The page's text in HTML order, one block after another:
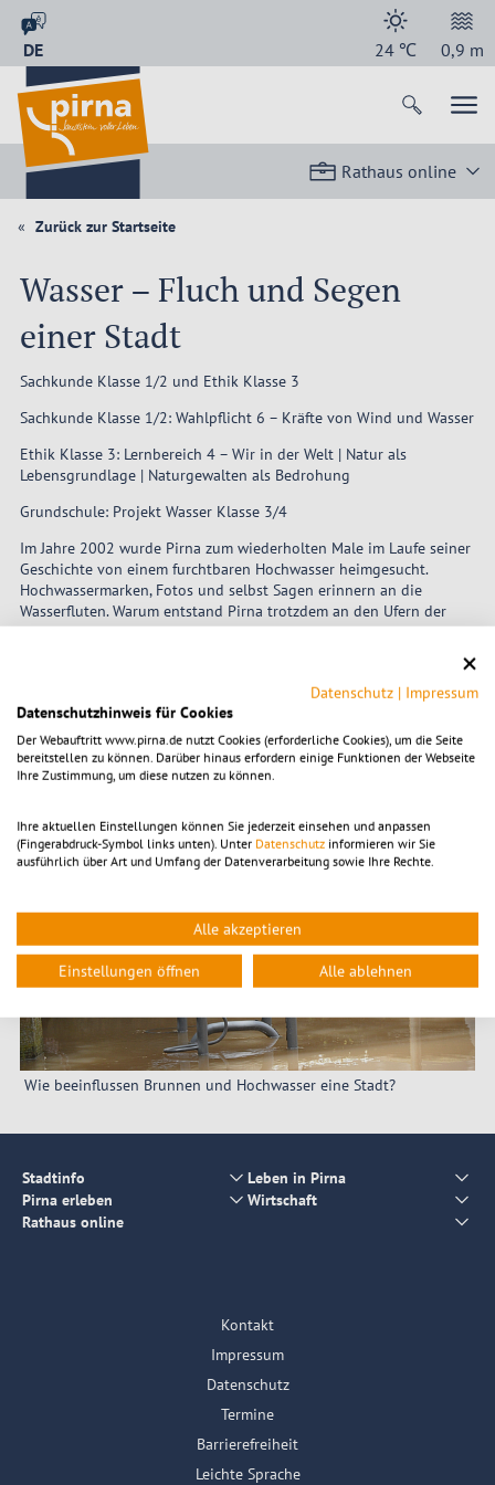
DE 24 ℃ 0,9 m
Rathaus online
Zurück zur Startseite
Wasser – Fluch und Segen
einer Stadt
Sachkunde Klasse 1/2 und Ethik Klasse 3
Sachkunde Klasse 1/2: Wahlpflicht 6 – Kräfte von Wind und Wasser
Ethik Klasse 3: Lernbereich 4 – Wir in der Welt | Natur als
Lebensgrundlage | Naturgewalten als Bedrohung
Grundschule: Projekt Wasser Klasse 3/4
Im Jahre 2002 wurde Pirna zum wiederholten Male im Laufe seiner
Geschichte von einem furchtbaren Hochwasser heimgesucht.
Hochwassermarken, Fotos und selbst Sagen erinnern an die
Wasserfluten. Warum entstand Pirna trotzdem an den Ufern der
Elbe? Welche Vorteile bietet ein Fluss? Wo gab es Trinkwasser?
Dauer: 90 min.
Kosten: 2,50 €/Schüler
Wie beeinflussen Brunnen und Hochwasser eine Stadt?
Stadtinfo
Leben in Pirna
Pirna erleben
Wirtschaft
Rathaus online
Kontakt
Impressum
Datenschutz
Termine
Barrierefreiheit
Leichte Sprache
Datenschutz | Impressum
Datenschutzhinweis für Cookies
Der Webauftritt www.pirna.de nutzt Cookies (erforderliche Cookies), um die Seite
bereitstellen zu können. Darüber hinaus erfordern einige Funktionen der Webseite
Ihre Zustimmung, um diese nutzen zu können.
Ihre aktuellen Einstellungen können Sie jederzeit einsehen und anpassen
(Fingerabdruck-Symbol links unten). Unter Datenschutz informieren wir Sie
ausführlich über Art und Umfang der Datenverarbeitung sowie Ihre Rechte.
Alle akzeptieren
Einstellungen öffnen Alle ablehnen